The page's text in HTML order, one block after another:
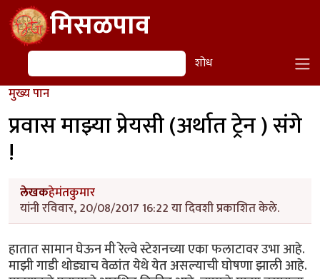
Skip to main contentमिसळपाव
शोध शोध
मुख्य पान
प्रवास माझ्या प्रेयसी (अर्थात ट्रेन ) संगे
!
लेखकहेमंतकुमार
यांनी रविवार, 20/08/2017 16:22 या दिवशी प्रकाशित केले.
हातात सामान घेऊन मी रेल्वे स्टेशनच्या एका फलाटावर उभा आहे.
माझी गाडी थोड्याच वेळांत येथे येत असल्याची घोषणा झाली आहे.